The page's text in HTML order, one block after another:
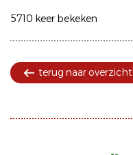
5710 keer bekeken
terug naar overzicht